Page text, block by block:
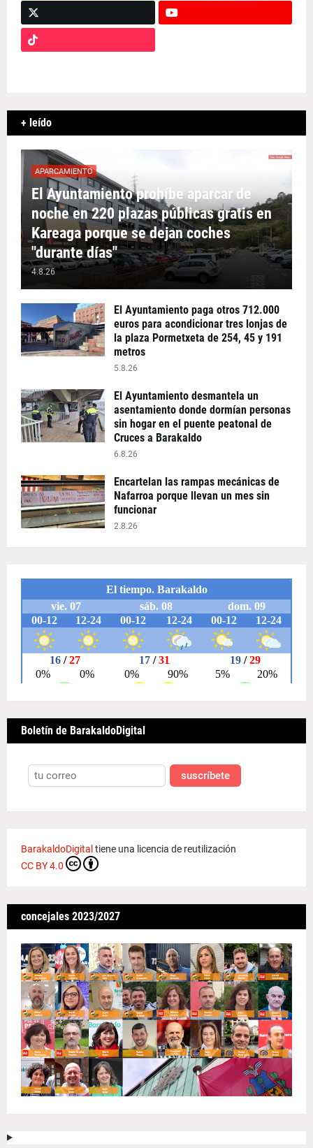
+ leído
APARCAMIENTO
El Ayuntamiento prohíbe aparcar de
noche en 220 plazas públicas gratis en
Kareaga porque se dejan coches
"durante días"
4.8.26
El Ayuntamiento paga otros 712.000
euros para acondicionar tres lonjas de
la plaza Pormetxeta de 254, 45 y 191
metros
5.8.26
El Ayuntamiento desmantela un
asentamiento donde dormían personas
sin hogar en el puente peatonal de
Cruces a Barakaldo
6.8.26
Encartelan las rampas mecánicas de
Nafarroa porque llevan un mes sin
funcionar
2.8.26
Boletín de BarakaldoDigital
suscríbete
BarakaldoDigital tiene una licencia de reutilización
CC BY 4.0
concejales 2023/2027